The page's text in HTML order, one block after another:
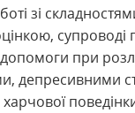
зі
супроводі
допомоги при
депресивними